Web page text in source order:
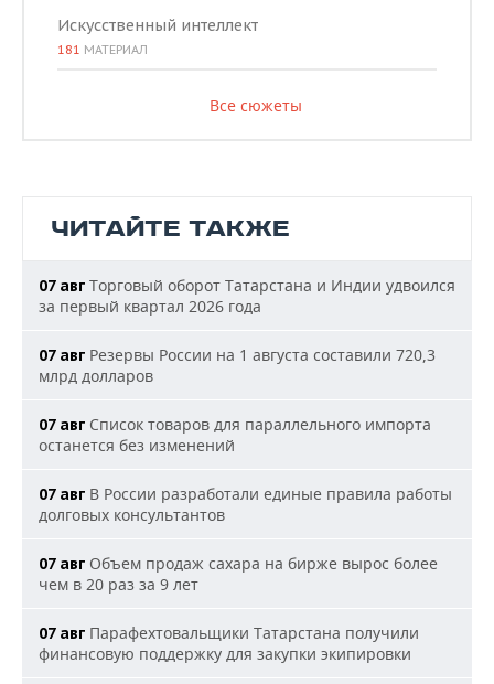
Искусственный интеллект
181 МАТЕРИАЛ
Все сюжеты
ЧИТАЙТЕ ТАКЖЕ
07 авг Торговый оборот Татарстана и Индии удвоился
за первый квартал 2026 года
07 авг Резервы России на 1 августа составили 720,3
млрд долларов
07 авг Список товаров для параллельного импорта
останется без изменений
07 авг В России разработали единые правила работы
долговых консультантов
07 авг Объем продаж сахара на бирже вырос более
чем в 20 раз за 9 лет
07 авг Парафехтовальщики Татарстана получили
финансовую поддержку для закупки экипировки